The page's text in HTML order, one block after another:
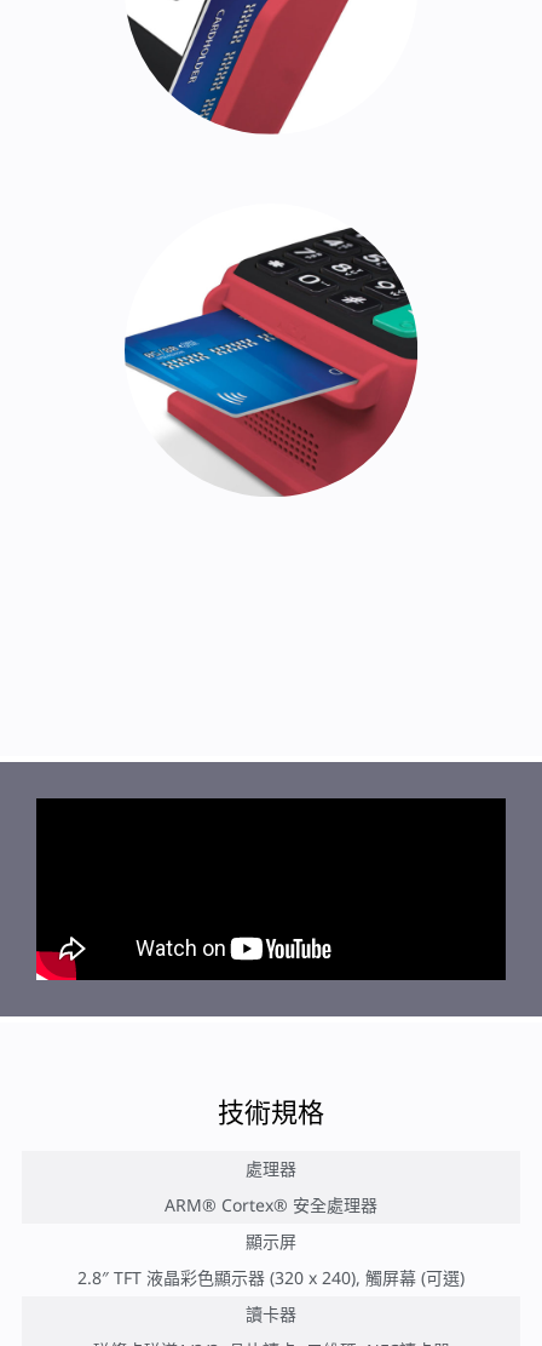
技術規格
處理器
ARM® Cortex® 安全處理器
顯示屏
2.8″ TFT 液晶彩色顯示器 (320 x 240), 觸屏幕 (可選)
讀卡器